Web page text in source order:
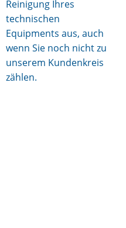
Reinigung Ihres
technischen
Equipments aus, auch
wenn Sie noch nicht zu
unserem Kundenkreis
zählen.